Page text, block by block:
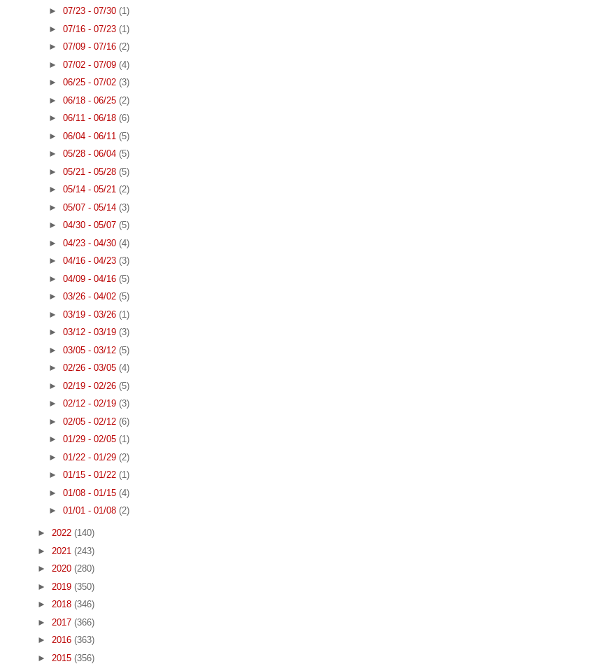
► 07/23 - 07/30 (1)
► 07/16 - 07/23 (1)
► 07/09 - 07/16 (2)
► 07/02 - 07/09 (4)
► 06/25 - 07/02 (3)
► 06/18 - 06/25 (2)
► 06/11 - 06/18 (6)
► 06/04 - 06/11 (5)
► 05/28 - 06/04 (5)
► 05/21 - 05/28 (5)
► 05/14 - 05/21 (2)
► 05/07 - 05/14 (3)
► 04/30 - 05/07 (5)
► 04/23 - 04/30 (4)
► 04/16 - 04/23 (3)
► 04/09 - 04/16 (5)
► 03/26 - 04/02 (5)
► 03/19 - 03/26 (1)
► 03/12 - 03/19 (3)
► 03/05 - 03/12 (5)
► 02/26 - 03/05 (4)
► 02/19 - 02/26 (5)
► 02/12 - 02/19 (3)
► 02/05 - 02/12 (6)
► 01/29 - 02/05 (1)
► 01/22 - 01/29 (2)
► 01/15 - 01/22 (1)
► 01/08 - 01/15 (4)
► 01/01 - 01/08 (2)
► 2022 (140)
► 2021 (243)
► 2020 (280)
► 2019 (350)
► 2018 (346)
► 2017 (366)
► 2016 (363)
► 2015 (356)